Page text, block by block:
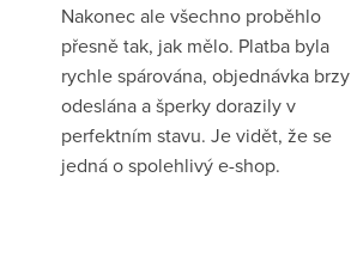
Nakonec ale všechno proběhlo
přesně tak, jak mělo. Platba byla
rychle spárována, objednávka brzy
odeslána a šperky dorazily v
perfektním stavu. Je vidět, že se
jedná o spolehlivý e-shop.